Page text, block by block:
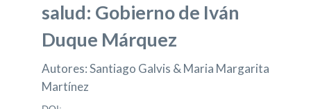
salud: Gobierno de Iván
Duque Márquez
Autores: Santiago Galvis & Maria Margarita
Martínez